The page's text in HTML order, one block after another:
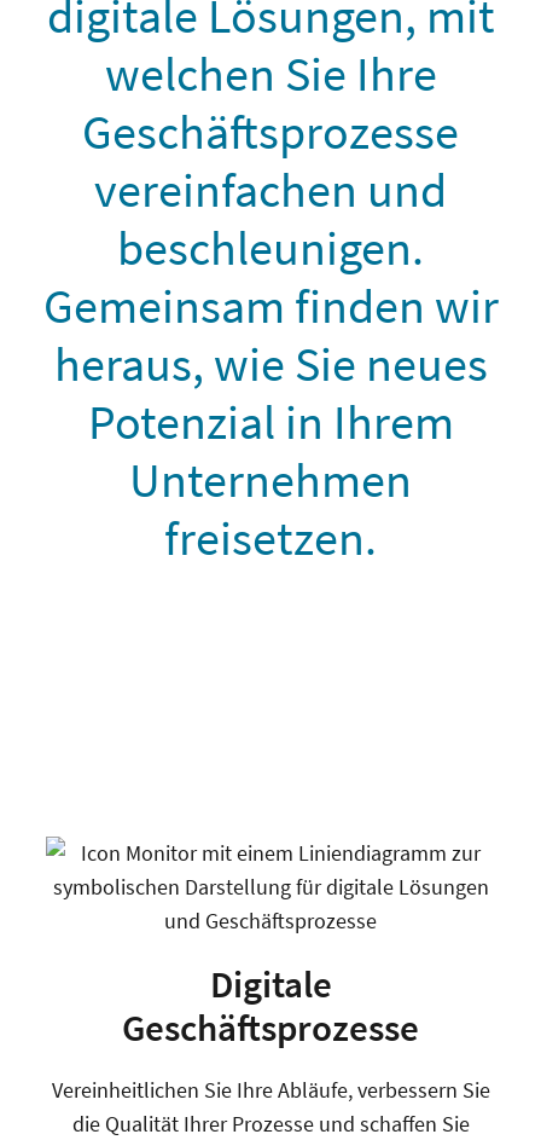
digitale Lösungen, mit
welchen Sie Ihre
Geschäftsprozesse
vereinfachen und
beschleunigen.
Gemeinsam finden wir
heraus, wie Sie neues
Potenzial in Ihrem
Unternehmen
freisetzen.
Digitale
Geschäftsprozesse
Vereinheitlichen Sie Ihre Abläufe, verbessern Sie
die Qualität Ihrer Prozesse und schaffen Sie